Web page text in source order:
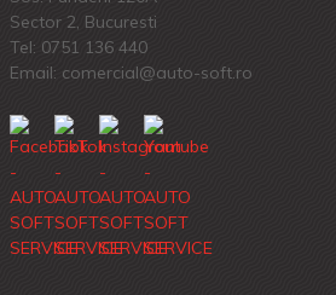
Sector 2, Bucuresti
Tel: 0751 136 440
Email: comercial@auto-soft.ro